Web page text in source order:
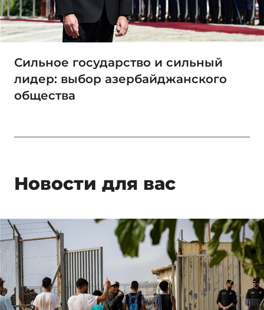
Сильное государство и сильный
лидер: выбор азербайджанского
общества
Новости для вас